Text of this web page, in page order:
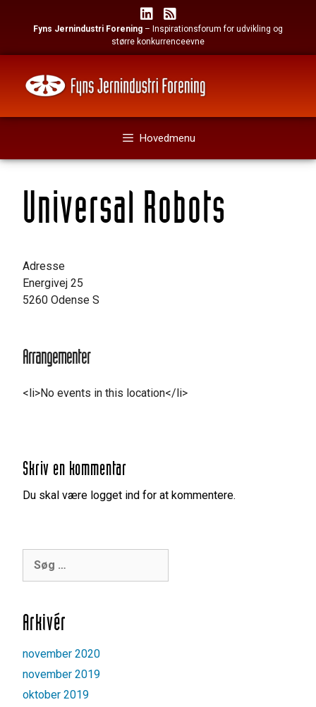
Fyns Jernindustri Forening – Inspirationsforum for udvikling og
større konkurrenceevne
Hovedmenu
Universal Robots
Adresse
Energivej 25
5260 Odense S
Arrangementer
<li>No events in this location</li>
Skriv en kommentar
Du skal være logget ind for at kommentere.
efter:
Arkivér
november 2020
november 2019
oktober 2019